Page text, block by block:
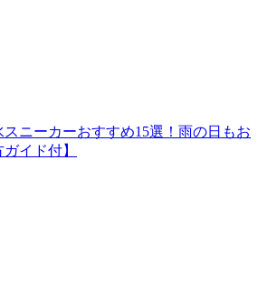
スニーカーおすすめ15選！雨の日もお
イド付】